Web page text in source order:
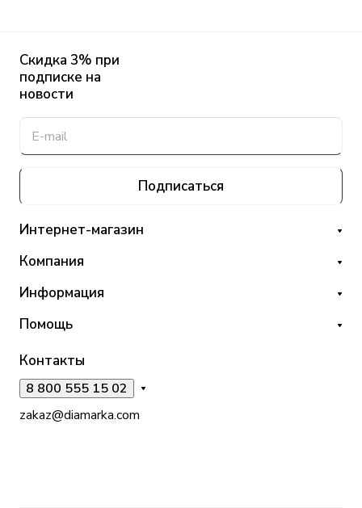
Скидка 3% при
подписке на
новости
Подписаться
Интернет-магазин
Компания
Информация
Помощь
Контакты
8 800 555 15 02
zakaz@diamarka.com